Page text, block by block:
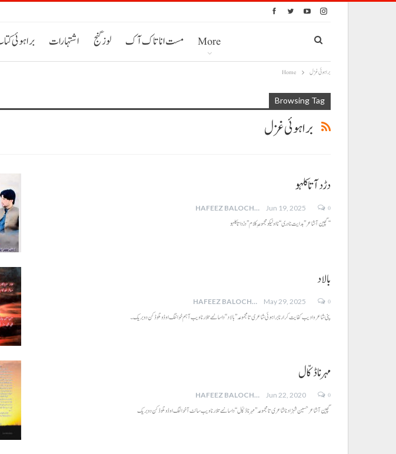
براہوئی اشتہارات لوز گنج مست انا تاک آک More
Home براہوئی غزل
Browsing Tag
براہوئی غزل
دڑد آتا کلہو
HAFEEZ BALOCH Jun 19, 2025 0
گچین آ شاعر’’ہدایت نادری‘‘ نا اولیکو مجموعہ ِ کلام ’’ دڑداتا کلہو‘‘
بالاد
HAFEEZ BALOCH May 29, 2025 0
پنی شاعر وادیب کفایت کرار نابراہوئی شاعری تا مجموعہ ’’بالاد‘‘داسا نمے تلار نا ویب آ ہم خواننگ او ڈونلوڈ کن دو بریک۔
مہرنا ڈکّال
HAFEEZ BALOCH Jun 22, 2020 0
گچین آ شاعر حسین شہزاد نا شاعری تا مجموعہ’’مہر نا ڈکّال‘‘داسا نمے تلار نا ویب سائٹ آ خواننگ او ڈونلوڈ کن دو بریک